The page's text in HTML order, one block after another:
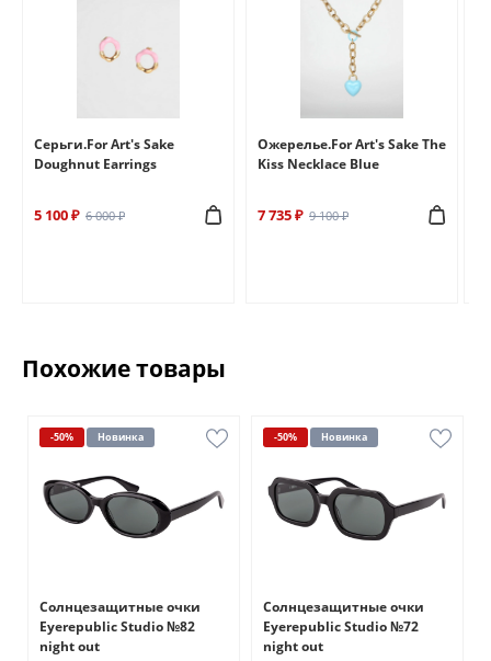
Серьги.For Art's Sake
Doughnut Earrings
5 100 ₽ 6 000 ₽
Ожерелье.For Art's Sake The
Kiss Necklace Blue
7 735 ₽ 9 100 ₽
Похожие товары
-50% Новинка
Солнцезащитные очки
Eyerepublic Studio №82
night out
-50% Новинка
Солнцезащитные очки
Eyerepublic Studio №72
night out